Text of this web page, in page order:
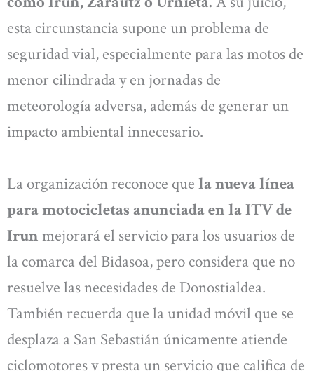
esta circunstancia supone un problema de
seguridad vial, especialmente para las motos de
menor cilindrada y en jornadas de
meteorología adversa, además de generar un
impacto ambiental innecesario.
La organización reconoce que la nueva línea
para motocicletas anunciada en la ITV de
Irun mejorará el servicio para los usuarios de
la comarca del Bidasoa, pero considera que no
resuelve las necesidades de Donostialdea.
También recuerda que la unidad móvil que se
desplaza a San Sebastián únicamente atiende
ciclomotores y presta un servicio que califica de